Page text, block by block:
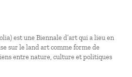
est une Biennale d’art qui a lieu en
sur le land art comme forme de
entre nature, culture et politiques